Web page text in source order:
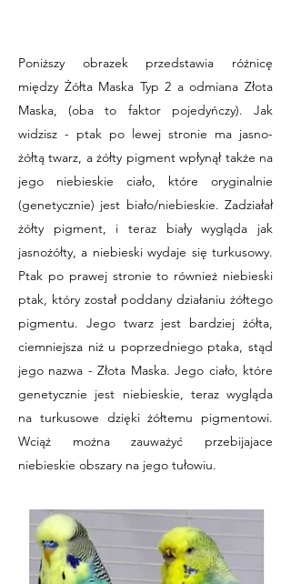
Poniższy obrazek przedstawia różnicę
między Żółta Maska Typ 2 a odmiana Złota
Maska, (oba to faktor pojedyńczy). Jak
widzisz - ptak po lewej stronie ma jasno-
żółtą twarz, a żółty pigment wpłynął także na
jego niebieskie ciało, które oryginalnie
(genetycznie) jest biało/niebieskie. Zadziałał
żółty pigment, i teraz biały wygląda jak
jasnożółty, a niebieski wydaje się turkusowy.
Ptak po prawej stronie to również niebieski
ptak, który został poddany działaniu żółtego
pigmentu. Jego twarz jest bardziej żółta,
ciemniejsza niż u poprzedniego ptaka, stąd
jego nazwa - Złota Maska. Jego ciało, które
genetycznie jest niebieskie, teraz wygląda
na turkusowe dzięki żółtemu pigmentowi.
Wciąż można zauważyć przebijajace
niebieskie obszary na jego tułowiu.